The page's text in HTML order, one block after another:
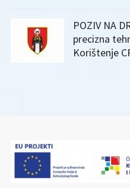
POZIV NA
precizna
Korištenje